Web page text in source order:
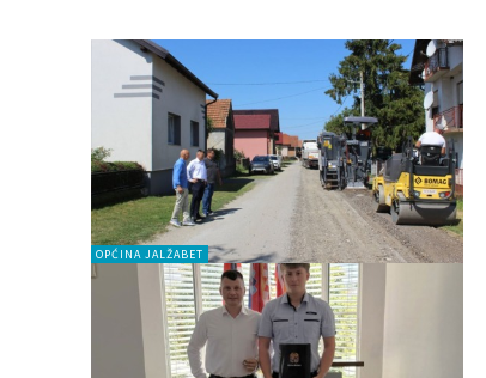
OPĆINA JALŽABET